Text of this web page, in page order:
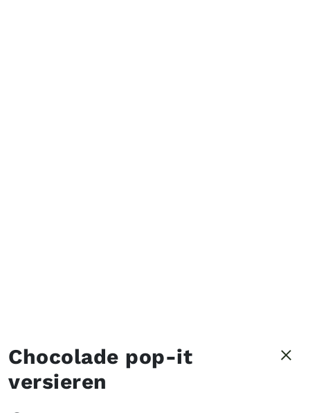
Chocolade pop-it
versieren